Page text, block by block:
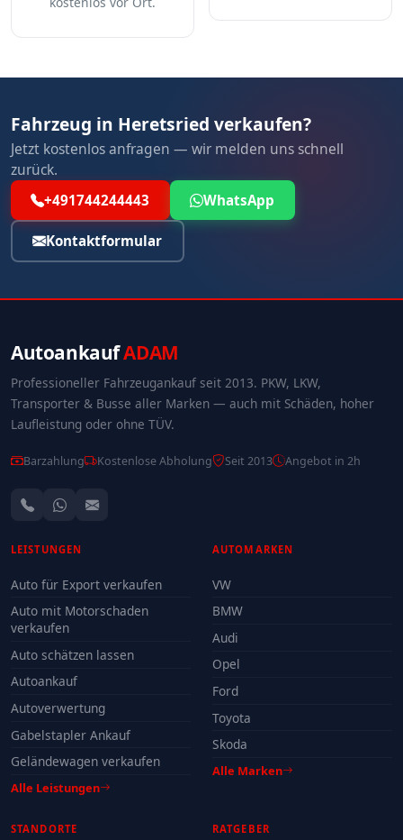
Fahrzeug in Heretsried verkaufen?
Jetzt kostenlos anfragen — wir melden uns schnell
zurück.
+491744244443 WhatsApp
Kontaktformular
AutoankaufADAM
Professioneller Fahrzeugankauf seit 2013. PKW, LKW,
Transporter & Busse aller Marken — auch mit Schäden, hoher
Laufleistung oder ohne TÜV.
Barzahlung Kostenlose Abholung Seit 2013 Angebot in 2h
LEISTUNGEN
Auto für Export verkaufen
Auto mit Motorschaden
verkaufen
Auto schätzen lassen
Autoankauf
Autoverwertung
Gabelstapler Ankauf
Geländewagen verkaufen
Alle Leistungen
AUTOMARKEN
VW
BMW
Audi
Opel
Ford
Toyota
Skoda
Alle Marken
STANDORTE RATGEBER